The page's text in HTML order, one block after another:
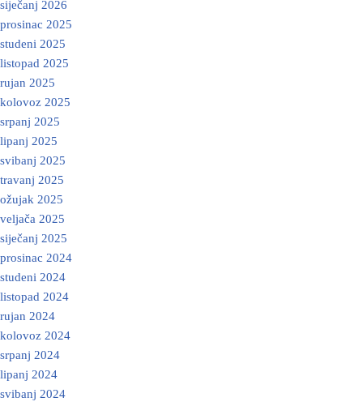
siječanj 2026
prosinac 2025
studeni 2025
listopad 2025
rujan 2025
kolovoz 2025
srpanj 2025
lipanj 2025
svibanj 2025
travanj 2025
ožujak 2025
veljača 2025
siječanj 2025
prosinac 2024
studeni 2024
listopad 2024
rujan 2024
kolovoz 2024
srpanj 2024
lipanj 2024
svibanj 2024